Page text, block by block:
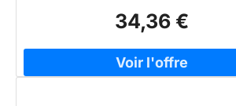
dimensions souhaitées. Son nettoyage s'effectue
au jet d'eau. Ce gazon artificiel sera idéal pour
piscine ! matière : polyéthylène - couleur : vert - fibre
: fibrillée - support : latex percé noir à couche
épaisseur : 1 cm dimensions : 1 x 4 mètres -
34,36 €